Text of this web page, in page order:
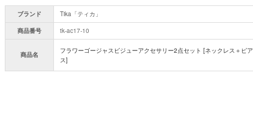
ブランド
Tika「ティカ」
商品番号
tk-ac17-10
商品名
フラワーゴージャスビジューアクセサリー2点セット [ネックレス＋ピア
ス]